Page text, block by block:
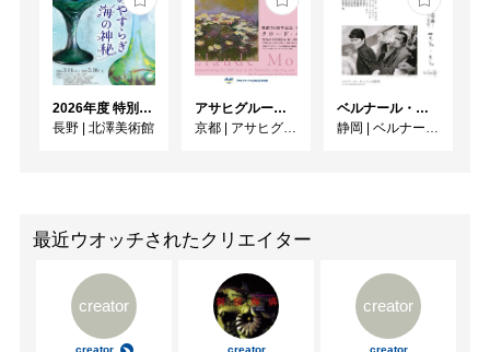
2026年度 特別展「ガレとドーム、アール･ヌーヴォーのガラス 水辺のやすらぎ、海の神秘」
長野 | 北澤美術館
アサヒグループ大山崎山荘美術館 開館30周年記念展「没後100年 クロード・モネ」
京都 | アサヒグループ大山崎山荘美術館
ベルナール・ビュフェと写真 ーカメラがとらえたビュフェとその時代、そして21 世紀へ
静岡 | ベルナール・ビュフェ美術館
最近ウオッチされたクリエイター
creator
creator creator
creator
creator